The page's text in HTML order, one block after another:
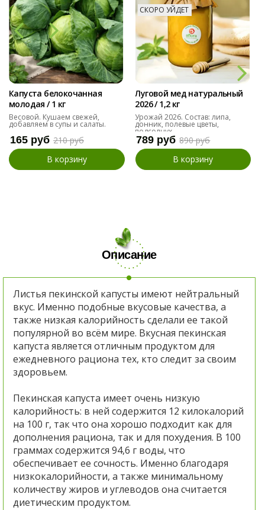
Капуста белокочанная
молодая / 1 кг
Весовой. Кушаем свежей,
добавляем в супы и салаты.
165 руб 210 руб
В корзину
СКОРО УЙДЕТ
Луговой мед натуральный
2026 / 1,2 кг
Урожай 2026. Состав: липа,
донник, полевые цветы,
подсолнух
789 руб 890 руб
В корзину
Описание
Листья пекинской капусты имеют нейтральный
вкус. Именно подобные вкусовые качества, а
также низкая калорийность сделали ее такой
популярной во всём мире. Вкусная пекинская
капуста является отличным продуктом для
ежедневного рациона тех, кто следит за своим
здоровьем.
Пекинская капуста имеет очень низкую
калорийность: в ней содержится 12 килокалорий
на 100 г, так что она хорошо подходит как для
дополнения рациона, так и для похудения. В 100
граммах содержится 94,6 г воды, что
обеспечивает ее сочность. Именно благодаря
низкокалорийности, а также минимальному
количеству жиров и углеводов она считается
диетическим продуктом.